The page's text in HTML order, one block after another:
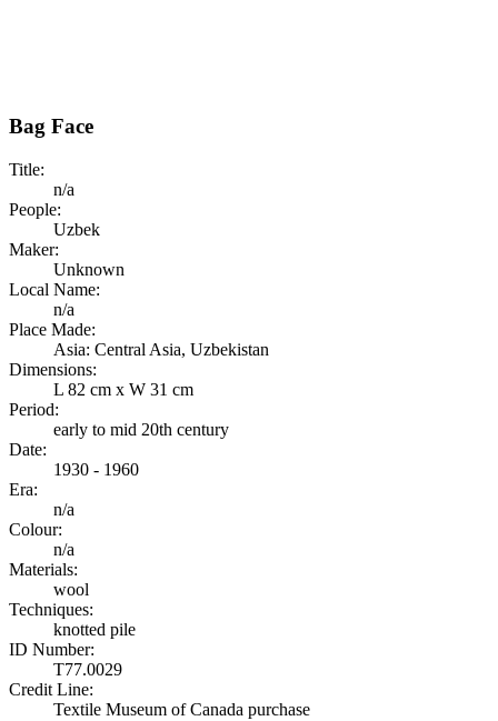
Bag Face
Title:
n/a
People:
Uzbek
Maker:
Unknown
Local Name:
n/a
Place Made:
Asia: Central Asia, Uzbekistan
Dimensions:
L 82 cm x W 31 cm
Period:
early to mid 20th century
Date:
1930 - 1960
Era:
n/a
Colour:
n/a
Materials:
wool
Techniques:
knotted pile
ID Number:
T77.0029
Credit Line:
Textile Museum of Canada purchase